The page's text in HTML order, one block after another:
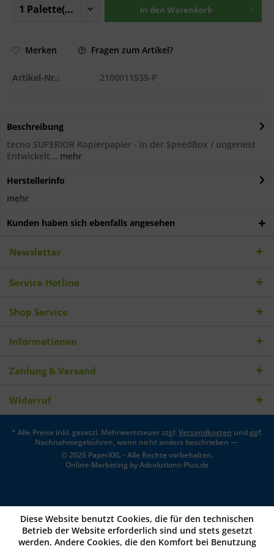
In den Warenkorb
Merken Fragen zum Artikel?
Artikel-Nr.: 2100011535-P
Beschreibung
tecno SUPERIOR Kopierpapier - in der SpeedBox / ungeriest
Entwickelt... mehr
Herstellerinfo
mehr
Kunden haben sich ebenfalls angesehen
Newsletter
Service Hotline
Shop Service
Informationen
Zahlung & Versand
Widerruf
* Alle Preise inkl. gesetzl. Mehrwertsteuer zzgl.Versandkosten und ggf.
Nachnahmegebühren, wenn nicht anders beschrieben —
© 2026 PaperXXL - Alle Rechte vorbehalten.
Online-Marketing byAdsolutions-Plus.de
Diese Website benutzt Cookies, die für den technischen
Betrieb der Website erforderlich sind und stets gesetzt
werden. Andere Cookies, die den Komfort bei Benutzung